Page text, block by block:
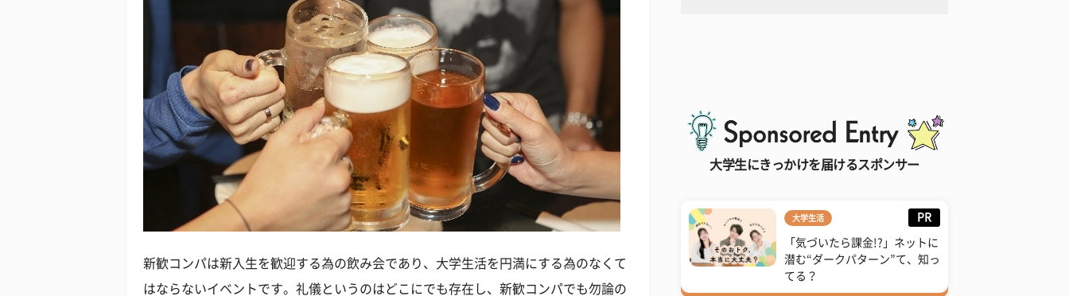
新歓コンパは新入生を歓迎する為の飲み会であり、大学生活を円満にする為のなくて
はならないイベントです。礼儀というのはどこにでも存在し、新歓コンパでも勿論の
大学生にきっかけを届けるスポンサー
大学生活 PR
「気づいたら課金!?」ネットに
潜む“ダークパターン”て、知っ
てる？